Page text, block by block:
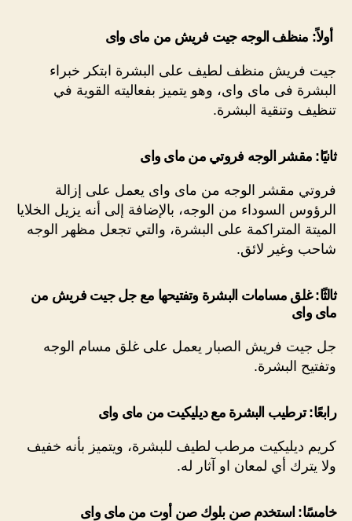
أولاً: منظف الوجه جيت فريش من ماى واى
جيت فريش منظف لطيف على البشرة ابتكر خبراء
البشرة فى ماى واى، وهو يتميز بفعاليته القوية في
تنظيف وتنقية البشرة.
ثانيًا: مقشر الوجه فروتي من ماى واى
فروتي مقشر الوجه من ماى واى يعمل على إزالة
الرؤوس السوداء من الوجه، بالإضافة إلى أنه يزيل الخلايا
الميتة المتراكمة على البشرة، والتي تجعل مظهر الوجه
شاحب وغير لائق.
ثالثًا: غلق مسامات البشرة وتفتيحها مع جل جيت فريش من
ماى واى
جل جيت فريش الصبار يعمل على غلق مسام الوجه
وتفتيح البشرة.
رابعًا: ترطيب البشرة مع ديليكيت من ماى واى
كريم ديليكيت مرطب لطيف للبشرة، ويتميز بأنه خفيف
ولا يترك أي لمعان او آثار له.
خامسًا: استخدم صن بلوك صن أوت من ماى واى